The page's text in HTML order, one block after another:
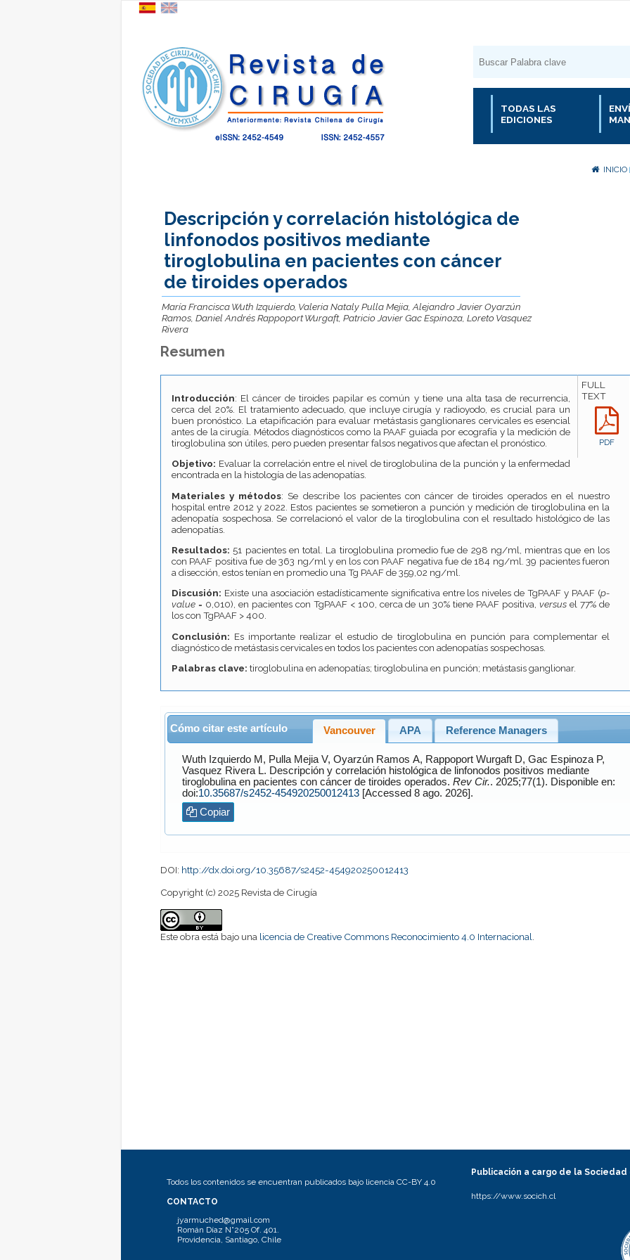
TODAS LAS
EDICIONES
INICIO
Descripción y correlación histológica de
linfonodos positivos mediante
tiroglobulina en pacientes con cáncer
de tiroides operados
María Francisca Wuth Izquierdo, Valeria Nataly Pulla Mejia, Alejandro Javier Oyarzún
Ramos, Daniel Andrés Rappoport Wurgaft, Patricio Javier Gac Espinoza, Loreto Vasquez
Rivera
Resumen
FULL
TEXT
PDF
Introducción: El cáncer de tiroides papilar es común y tiene una alta tasa de recurrencia,
cerca del 20%. El tratamiento adecuado, que incluye cirugía y radioyodo, es crucial para un
buen pronóstico. La etapificación para evaluar metástasis ganglionares cervicales es esencial
antes de la cirugía. Métodos diagnósticos como la PAAF guiada por ecografía y la medición de
tiroglobulina son útiles, pero pueden presentar falsos negativos que afectan el pronóstico.
Objetivo: Evaluar la correlación entre el nivel de tiroglobulina de la punción y la enfermedad
encontrada en la histología de las adenopatías.
Materiales y métodos: Se describe los pacientes con cáncer de tiroides operados en el nuestro
hospital entre 2012 y 2022. Estos pacientes se sometieron a punción y medición de tiroglobulina en la
adenopatía sospechosa. Se correlacionó el valor de la tiroglobulina con el resultado histológico de las
adenopatías.
Resultados: 51 pacientes en total. La tiroglobulina promedio fue de 298 ng/ml, mientras que en los
con PAAF positiva fue de 363 ng/ml y en los con PAAF negativa fue de 184 ng/ml. 39 pacientes fueron
a disección, estos tenían en promedio una Tg PAAF de 359,02 ng/ml.
Discusión: Existe una asociación estadísticamente significativa entre los niveles de TgPAAF y PAAF (p-
value = 0,010), en pacientes con TgPAAF < 100, cerca de un 30% tiene PAAF positiva,versus el 77% de
los con TgPAAF > 400.
Conclusión: Es importante realizar el estudio de tiroglobulina en punción para complementar el
diagnóstico de metástasis cervicales en todos los pacientes con adenopatías sospechosas.
Palabras clave: tiroglobulina en adenopatías; tiroglobulina en punción; metástasis ganglionar.
Cómo citar este artículo Vancouver APA Reference Managers
Wuth IzquierdoM, Pulla MejiaV, Oyarzún Ramos A, Rappoport WurgaftD, Gac EspinozaP,
Vasquez RiveraL. Descripción y correlación histológica de linfonodos positivos mediante
tiroglobulina en pacientes con cáncer de tiroides operados. Rev Cir.. 2025;77(1). Disponible en:
doi:10.35687/s2452-454920250012413
[Accessed 8 ago. 2026].
Copiar
DOI: http://dx.doi.org/10.35687/s2452-454920250012413
Copyright (c) 2025 Revista de Cirugía
Este obra está bajo una licencia de Creative Commons Reconocimiento 4.0 Internacional
Todos los contenidos se encuentran publicados bajo licencia CC-BY 4.0
CONTACTO
jyarmuched@gmail.com
Román Díaz N°205 Of. 401.
Providencia, Santiago, Chile
Publicación a cargo de la
https://www.socich.cl